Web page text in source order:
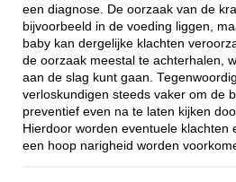
een diagnose. De oorzaak van de
bijvoorbeeld in de voeding liggen,
baby kan dergelijke klachten
de oorzaak meestal te achterhalen,
aan de slag kunt gaan.
verloskundigen steeds vaker om de
preventief even na te laten kijken
Hierdoor worden eventuele klachten
een hoop narigheid worden